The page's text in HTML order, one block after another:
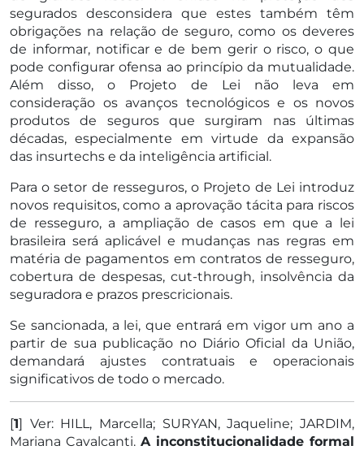
segurados desconsidera que estes também têm
obrigações na relação de seguro, como os deveres
de informar, notificar e de bem gerir o risco, o que
pode configurar ofensa ao princípio da mutualidade.
Além disso, o Projeto de Lei não leva em
consideração os avanços tecnológicos e os novos
produtos de seguros que surgiram nas últimas
décadas, especialmente em virtude da expansão
das insurtechs e da inteligência artificial.
Para o setor de resseguros, o Projeto de Lei introduz
novos requisitos, como a aprovação tácita para riscos
de resseguro, a ampliação de casos em que a lei
brasileira será aplicável e mudanças nas regras em
matéria de pagamentos em contratos de resseguro,
cobertura de despesas, cut-through, insolvência da
seguradora e prazos prescricionais.
Se sancionada, a lei, que entrará em vigor um ano a
partir de sua publicação no Diário Oficial da União,
demandará ajustes contratuais e operacionais
significativos de todo o mercado.
[1] Ver: HILL, Marcella; SURYAN, Jaqueline; JARDIM,
Mariana Cavalcanti. A inconstitucionalidade formal